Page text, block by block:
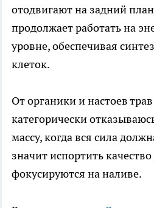
отодвигают на задний
продолжает работать на
уровне, обеспечивая
клеток.
От органики и настоев
категорически
массу, когда вся сила
значит испортить
фокусируются на наливе.